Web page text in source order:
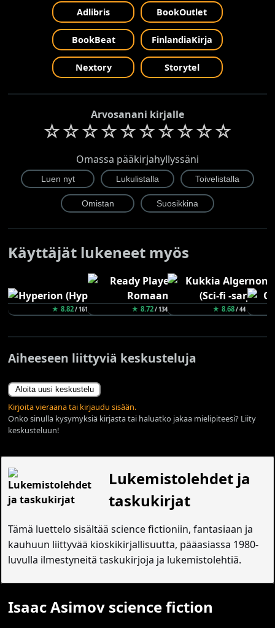
Adlibris BookOutlet
BookBeat FinlandiaKirja
Nextory Storytel
Arvosanani kirjalle
☆☆☆☆☆☆☆☆☆☆
Omassa pääkirjahyllyssäni
Käyttäjät lukeneet myös
★ 8.82/ 161 ★ 8.72/ 134 ★ 8.68/ 44
Aiheeseen liittyviä keskusteluja
Aloita uusi keskustelu
Kirjoita vieraana tai kirjaudu sisään.
Onko sinulla kysymyksiä kirjasta tai haluatko jakaa mielipiteesi? Liity
keskusteluun!
Lukemistolehdet ja
taskukirjat
Tämä luettelo sisältää science fictioniin, fantasiaan ja
kauhuun liittyvää kioskikirjallisuutta, pääasiassa 1980-
luvulla ilmestyneitä taskukirjoja ja lukemistolehtiä.
Isaac Asimov science fiction